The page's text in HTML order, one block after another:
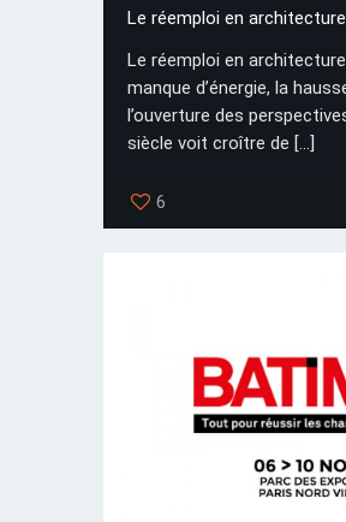
Le réemploi en
Le réemploi en
manque d’énergie, la
l’ouverture des
siècle voit croître de […]
6